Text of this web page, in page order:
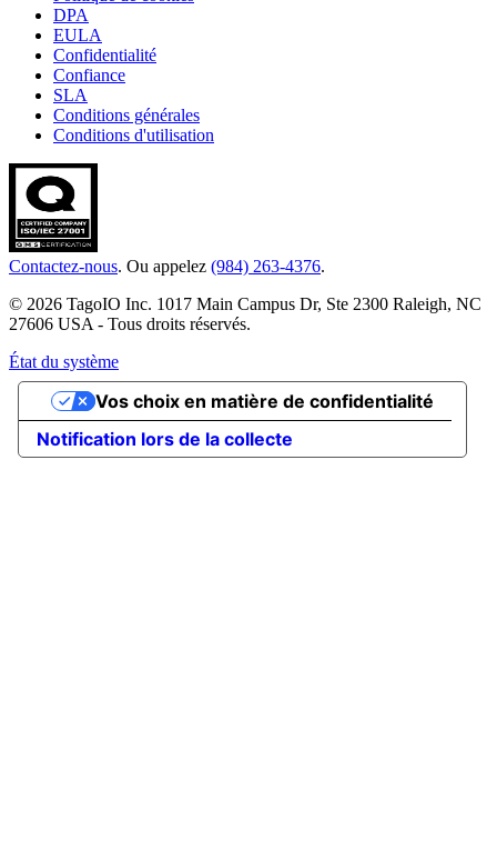
DPA
EULA
Confidentialité
Confiance
SLA
Conditions générales
Conditions d'utilisation
Contactez-nous. Ou appelez (984) 263-4376.
© 2026 TagoIO Inc. 1017 Main Campus Dr, Ste 2300 Raleigh, NC
27606 USA - Tous droits réservés.
État du système
Notification lors de la collecte
Vos choix en matière de confidentialité